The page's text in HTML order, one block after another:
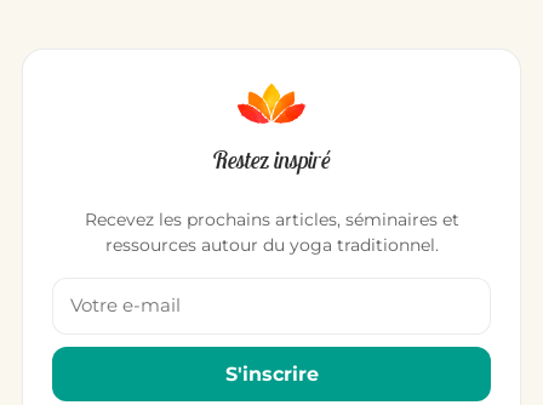
Restez inspiré
Recevez les prochains articles, séminaires et
ressources autour du yoga traditionnel.
S'inscrire